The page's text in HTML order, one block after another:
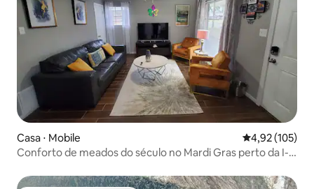
Casa ⋅ Mobile 4,92 de uma
4,92 (105)
Conforto de meados do século no Mardi Gras perto da I-